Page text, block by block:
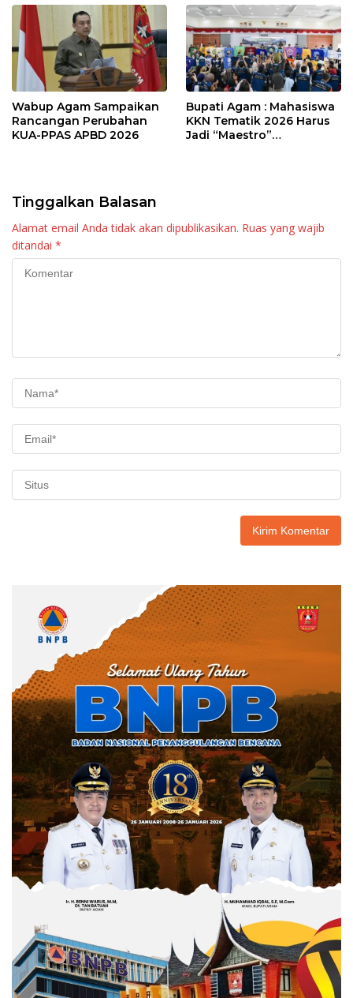
Wabup Agam Sampaikan
Rancangan Perubahan
KUA-PPAS APBD 2026
Bupati Agam : Mahasiswa
KKN Tematik 2026 Harus
Jadi “Maestro”
Tinggalkan Balasan
Alamat email Anda tidak akan dipublikasikan. Ruas yang wajib
ditandai *